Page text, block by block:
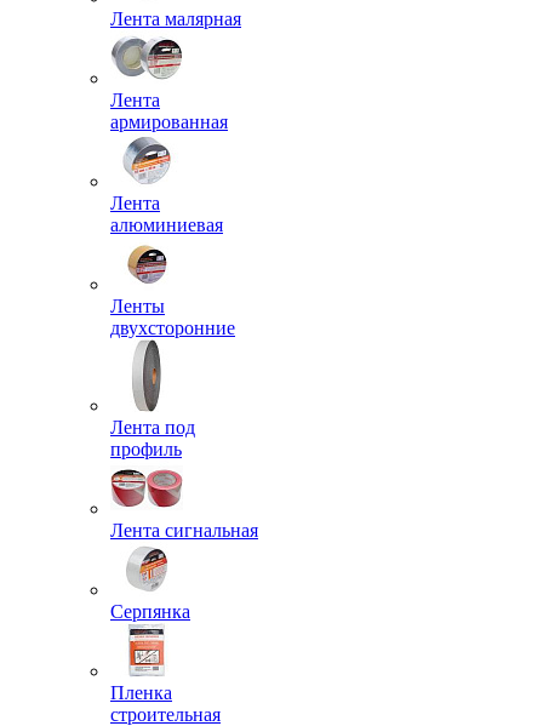
Лента малярная
Лента
армированная
Лента
алюминиевая
Ленты
двухсторонние
Лента под
профиль
Лента сигнальная
Серпянка
Пленка
строительная